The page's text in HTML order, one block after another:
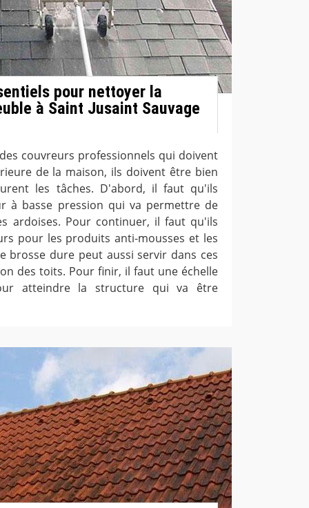
pour nettoyer la
à Saint Jusaint Sauvage
couvreurs professionnels qui doivent
de la maison, ils doivent être bien
les tâches. D'abord, il faut qu'ils
à basse pression qui va permettre de
ardoises. Pour continuer, il faut qu'ils
pour les produits anti-mousses et les
brosse dure peut aussi servir dans ces
des toits. Pour finir, il faut une échelle
atteindre la structure qui va être